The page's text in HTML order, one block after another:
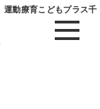
動療育こどもプラス千